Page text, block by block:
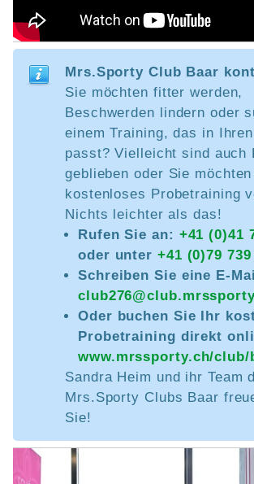
Mrs.Sporty Club Baar
Sie möchten fitter werden,
Beschwerden lindern oder
einem Training, das in
passt? Vielleicht sind auch
geblieben oder Sie
kostenloses Probetraining
Nichts leichter als das!
Rufen Sie an: +41 (0)41
oder unter +41 (0)79 739
Schreiben Sie eine E-
Oder buchen Sie Ihr
Probetraining direkt
www.mrssporty.ch/club/
Sandra Heim und ihr Team
Mrs.Sporty Clubs Baar
Sie!